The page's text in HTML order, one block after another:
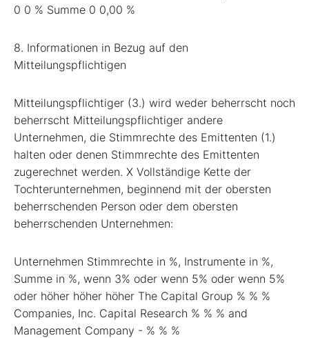
0 0 % Summe 0 0,00 %
8. Informationen in Bezug auf den
Mitteilungspflichtigen
Mitteilungspflichtiger (3.) wird weder beherrscht noch
beherrscht Mitteilungspflichtiger andere
Unternehmen, die Stimmrechte des Emittenten (1.)
halten oder denen Stimmrechte des Emittenten
zugerechnet werden. X Vollständige Kette der
Tochterunternehmen, beginnend mit der obersten
beherrschenden Person oder dem obersten
beherrschenden Unternehmen:
Unternehmen Stimmrechte in %, Instrumente in %,
Summe in %, wenn 3% oder wenn 5% oder wenn 5%
oder höher höher höher The Capital Group % % %
Companies, Inc. Capital Research % % % and
Management Company - % % %